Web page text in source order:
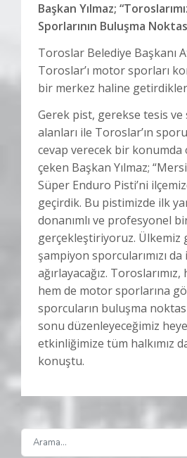
Başkan Yılmaz;
Sporlarının Buluşma
Toroslar Belediye Başkanı
Toroslar’ı motor sporları
bir merkez haline
Gerek pist, gerekse tesis ve
alanları ile Toroslar’ın
cevap verecek bir
çeken Başkan Yılmaz;
Süper Enduro Pisti’ni
geçirdik. Bu pistimizde ilk
donanımlı ve profesyonel
gerçekleştiriyoruz. Ülkemiz
şampiyon sporcularımızı da
ağırlayacağız.
hem de motor sporlarına
sporcuların buluşma
sonu düzenleyeceğimiz
etkinliğimize tüm halkımız
konuştu.